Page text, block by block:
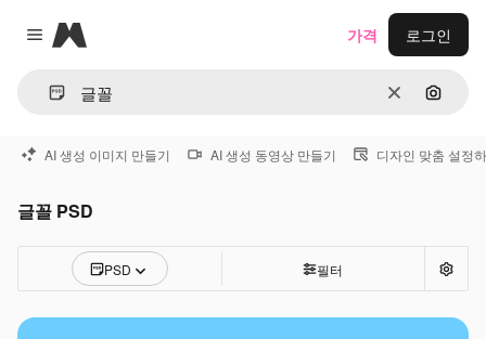
Close menu
Magnific
지우기이미지
가격 로그인
AI 생성 이미지 만들기 AI 생성 동영상 만들기 디자인 맞춤 설정
글꼴 PSD
PSD 필터